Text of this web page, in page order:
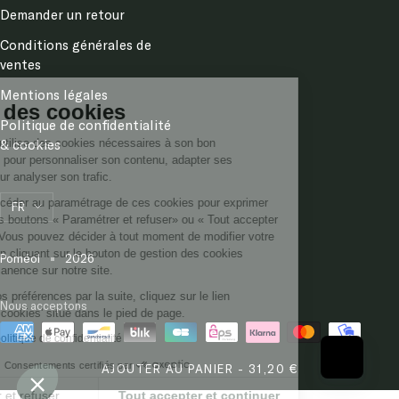
Continuer sans accepter
Gestion des cookies
Ce site internet utilise des cookies nécessaires à son bon
fonctionnement, pour personnaliser son contenu, adapter ses
messages et pour analyser son trafic.
Vous pouvez accéder au paramétrage de ces cookies pour exprimer
vos choix via les boutons « Paramétrer et refuser» ou « Tout accepter
et continuer » . Vous pouvez décider à tout moment de modifier votre
consentement en cliquant sur le bouton de gestion des cookies
présent en permanence sur notre site.
Pour modifier vos préférences par la suite, cliquez sur le lien
'Préférences de cookies' situé dans le pied de page.
Consulter notre politique de confidentialité
Consentements certifiés par
Paramétrer et refuser Tout accepter et continuer
AJOUTER AU PANIER - 31,20 €
Demander un retour
Conditions générales de
ventes
Mentions légales
Politique de confidentialité
& cookies
Langue
FR
Poméol 2026
Nous acceptons